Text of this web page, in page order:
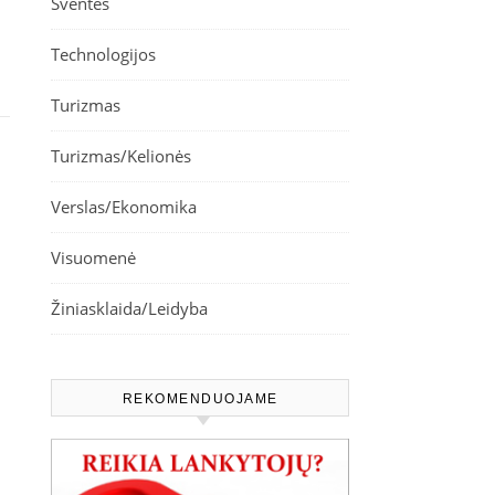
Technologijos
Turizmas
Turizmas/Kelionės
Verslas/Ekonomika
Visuomenė
Žiniasklaida/Leidyba
REKOMENDUOJAME